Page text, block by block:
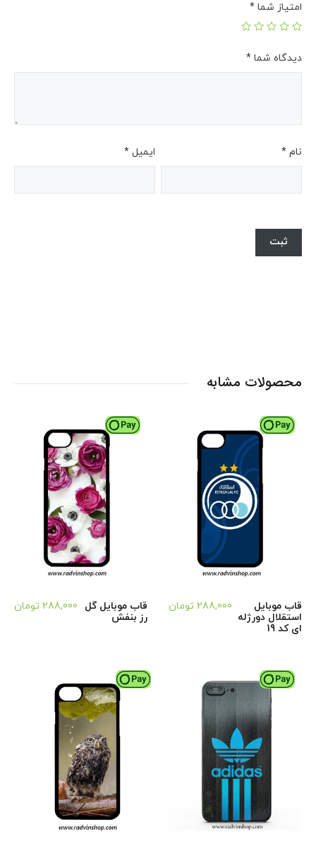
امتیاز شما *
دیدگاه شما *
نام * ایمیل*
محصولات مشابه
قاب موبایل
استقلال دورژله
ای کد 19
288,000 تومان
قاب موبایل گل
رز بنفش
288,000 تومان